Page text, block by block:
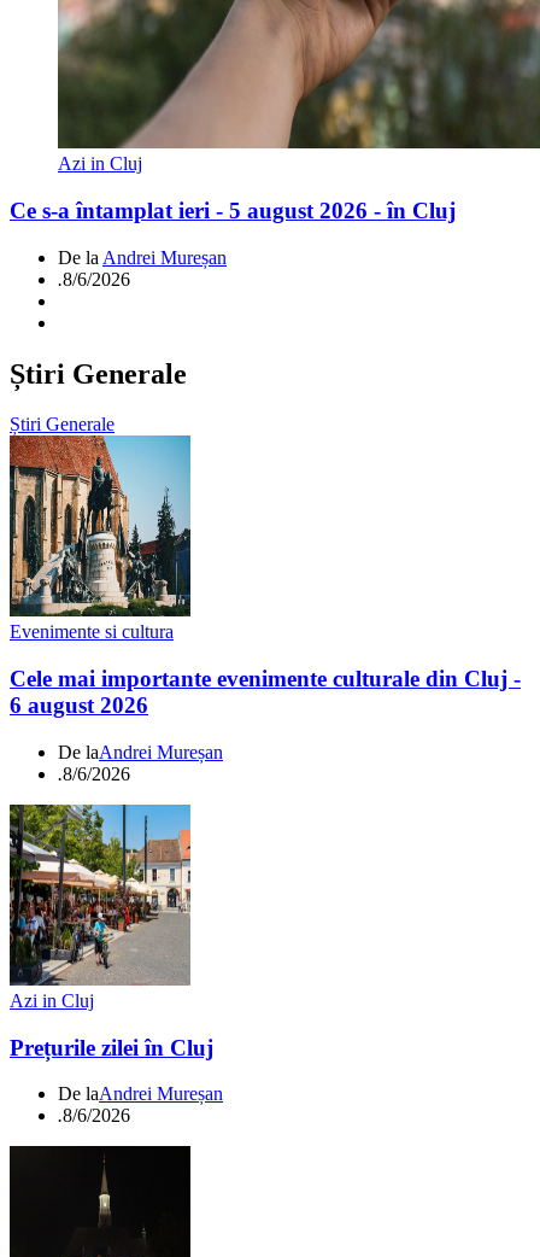
Azi in Cluj
Ce s-a întamplat ieri - 5 august 2026 - în Cluj
De la Andrei Mureșan
.8/6/2026
Știri Generale
Știri Generale
Evenimente si cultura
Cele mai importante evenimente culturale din Cluj -
6 august 2026
De laAndrei Mureșan
.8/6/2026
Azi in Cluj
Prețurile zilei în Cluj
De laAndrei Mureșan
.8/6/2026